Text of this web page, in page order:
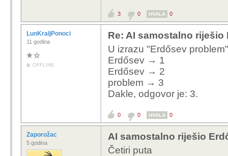
3 0 HVALA 0
LunKraljPonoci
11 godina
OFFLINE
Re: AI samostalno
U izrazu "Erdősev
Erdősev → 1
Erdősev → 2
problem → 3
Dakle, odgovor je: 3.
0 0 HVALA 0
Zaporožac
5 godina
AI samostalno riješio
Četiri puta